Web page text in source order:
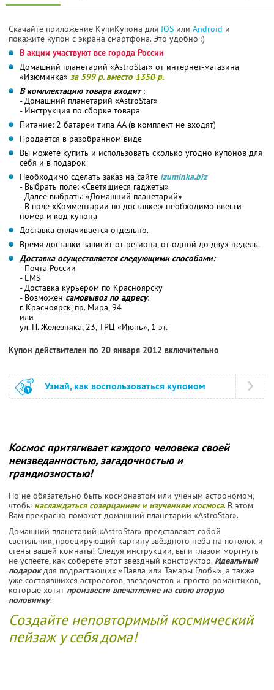
Скачайте приложение КупиКупона для IOS или Android и
покажите купон с экрана смартфона. Это удобно :)
В акции участвуют все города России
Домашний планетарий «AstroStar» от интернет-магазина
«Изюминка» за 599 р. вместо 1350 р.
В комплектацию товара входит:
- Домашний планетарий «AstroStar»
- Инструкция по сборке товара
Питание: 2 батареи типа АА (в комплект не входят)
Продаётся в разобранном виде
Вы можете купить и использовать сколько угодно купонов для
себя и в подарок
Необходимо сделать заказ на сайте izuminka.biz
- Выбрать поле: «Cветящиеся гаджеты»
- Далее выбрать: «Домашний планетарий»
- В поле «Комментарии по доставке:» необходимо ввести
номер и код купона
Доставка оплачивается отдельно.
Время доставки зависит от региона, от одной до двух недель.
Доставка осуществляется следующими способами:
- Почта России
- EMS
- Доставка курьером по Красноярску
- Возможен самовывоз по адресу:
г. Красноярск, пр. Мира, 94
или
ул. П. Железняка, 23, ТРЦ «Июнь», 1 эт.
Купон действителен по 20 января 2012 включительно
Узнай, как воспользоваться купоном
Космос притягивает каждого человека своей
неизведанностью, загадочностью и
грандиозностью!
Но не обязательно быть космонавтом или учёным астрономом,
чтобы наслаждаться созерцанием и изучением космоса. В этом
Вам прекрасно поможет домашний планетарий «AstroStar».
Домашний планетарий «AstroStar» представляет собой
светильник, проецирующий картину звёздного неба на потолок и
стены вашей комнаты! Следуя инструкции, вы и глазом моргнуть
не успеете, как соберете этот звёздный конструктор. Идеальный
подарокдля подрастающих «Павла или Тамары Глобы», а также
уже состоявшихся астрологов, звездочетов и просто романтиков,
которые хотят произвести впечатление на свою вторую
половинку!
Создайте неповторимый космический
пейзаж у себя дома!